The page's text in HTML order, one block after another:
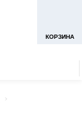
КОРЗИНА